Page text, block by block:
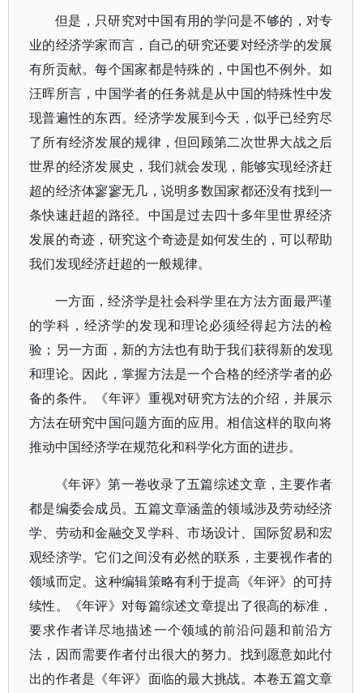
但是，只研究对中国有用的学问是不够的，对专
业的经济学家而言，自己的研究还要对经济学的发展
有所贡献。每个国家都是特殊的，中国也不例外。如
汪晖所言，中国学者的任务就是从中国的特殊性中发
现普遍性的东西。经济学发展到今天，似乎已经穷尽
了所有经济发展的规律，但回顾第二次世界大战之后
世界的经济发展史，我们就会发现，能够实现经济赶
超的经济体寥寥无几，说明多数国家都还没有找到一
条快速赶超的路径。中国是过去四十多年里世界经济
发展的奇迹，研究这个奇迹是如何发生的，可以帮助
我们发现经济赶超的一般规律。
一方面，经济学是社会科学里在方法方面最严谨
的学科，经济学的发现和理论必须经得起方法的检
验；另一方面，新的方法也有助于我们获得新的发现
和理论。因此，掌握方法是一个合格的经济学者的必
备的条件。《年评》重视对研究方法的介绍，并展示
方法在研究中国问题方面的应用。相信这样的取向将
推动中国经济学在规范化和科学化方面的进步。
《年评》第一卷收录了五篇综述文章，主要作者
都是编委会成员。五篇文章涵盖的领域涉及劳动经济
学、劳动和金融交叉学科、市场设计、国际贸易和宏
观经济学。它们之间没有必然的联系，主要视作者的
领域而定。这种编辑策略有利于提高《年评》的可持
续性。《年评》对每篇综述文章提出了很高的标准，
要求作者详尽地描述一个领域的前沿问题和前沿方
法，因而需要作者付出很大的努力。找到愿意如此付
出的作者是《年评》面临的最大挑战。本卷五篇文章